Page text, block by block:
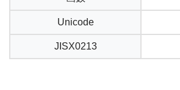
Unicode
JISX0213